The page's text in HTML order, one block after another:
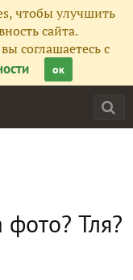
чтобы улучшить
сайта.
соглашаетесь с
ок
фото? Тля?